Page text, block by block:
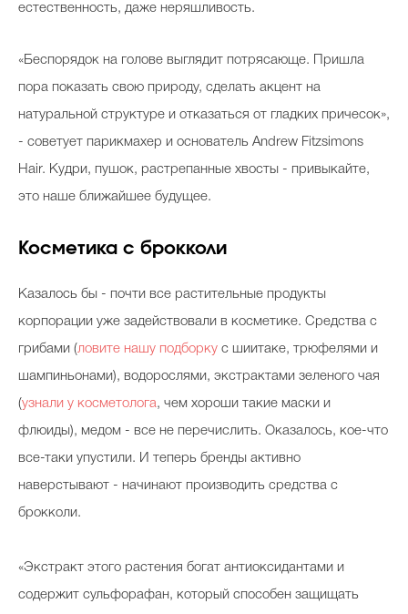
естественность, даже неряшливость.
«Беспорядок на голове выглядит потрясающе. Пришла
пора показать свою природу, сделать акцент на
натуральной структуре и отказаться от гладких причесок»,
- советует парикмахер и основатель Andrew Fitzsimons
Hair. Кудри, пушок, растрепанные хвосты - привыкайте,
это наше ближайшее будущее.
Косметика с брокколи
Казалось бы - почти все растительные продукты
корпорации уже задействовали в косметике. Средства с
грибами (ловите нашу подборку с шиитаке, трюфелями и
шампиньонами), водорослями, экстрактами зеленого чая
(узнали у косметолога, чем хороши такие маски и
флюиды), медом - все не перечислить. Оказалось, кое-что
все-таки упустили. И теперь бренды активно
наверстывают - начинают производить средства с
брокколи.
«Экстракт этого растения богат антиоксидантами и
содержит сульфорафан, который способен защищать